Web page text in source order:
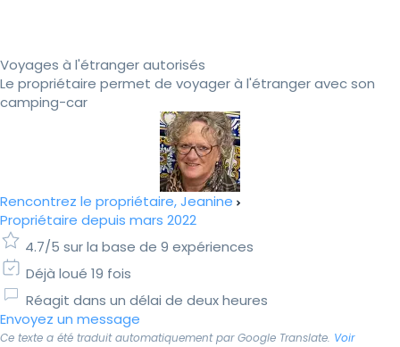
Voyages à l'étranger autorisés
Le propriétaire permet de voyager à l'étranger avec son
camping-car
Rencontrez le propriétaire, Jeanine
Propriétaire depuis mars 2022
4.7/5 sur la base de 9 expériences
Déjà loué 19 fois
Réagit dans un délai de deux heures
Envoyez un message
Ce texte a été traduit automatiquement par Google Translate. Voir